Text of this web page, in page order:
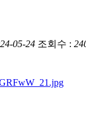
05-24 조회수 :